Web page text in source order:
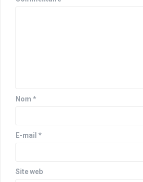
Nom *
E-mail *
Site web